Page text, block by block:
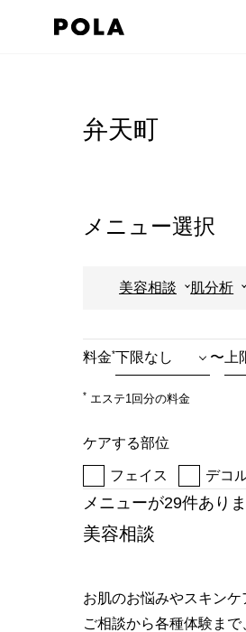
弁天町
メニュー選択
美容相談 肌分析
料金* 〜
* エステ1回分の料金
ケアする部位
フェイス デコ
メニューが29件あり
美容相談
お肌のお悩みやスキン
ご相談から各種体験ま